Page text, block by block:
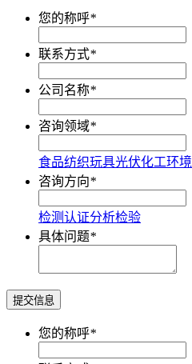
您的称呼*
联系方式*
公司名称*
咨询领域*
食品纺织玩具光伏化工环境
咨询方向*
检测认证分析检验
具体问题*
提交信息
您的称呼*